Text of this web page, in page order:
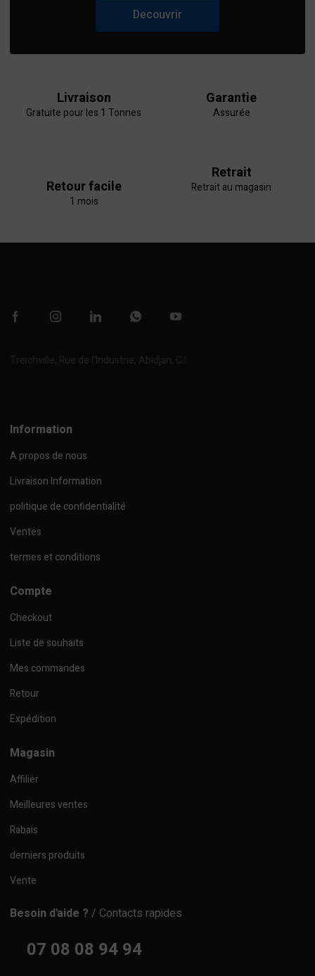
Decouvrir
Livraison
Gratuite pour les 1 Tonnes
Garantie
Assurée
Retour facile
1 mois
Retrait
Retrait au magasin
Information
A propos de nous
Livraison Information
politique de confidentialité
Ventes
termes et conditions
Compte
Checkout
Liste de souhaits
Mes commandes
Retour
Expédition
Magasin
Affilier
Meilleures ventes
Rabais
derniers produits
Vente
Besoin d'aide ? / Contacts rapides
07 08 08 94 94